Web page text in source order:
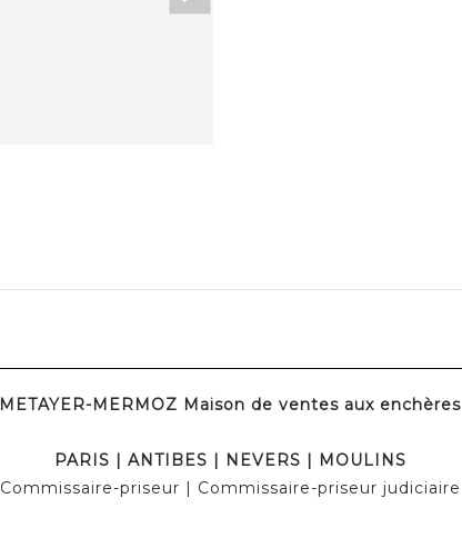
METAYER-MERMOZ Maison de ventes aux enchères
PARIS | ANTIBES | NEVERS | MOULINS
Commissaire-priseur | Commissaire-priseur judiciaire